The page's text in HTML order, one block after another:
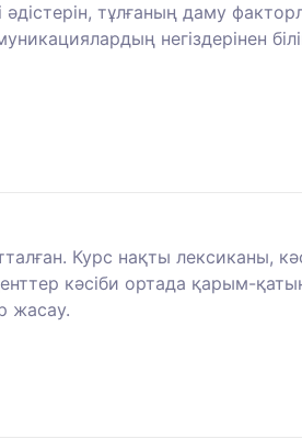
тұлғаның даму
негіздерінен
Курс нақты лексиканы,
кәсіби ортада қарым-
жасау.